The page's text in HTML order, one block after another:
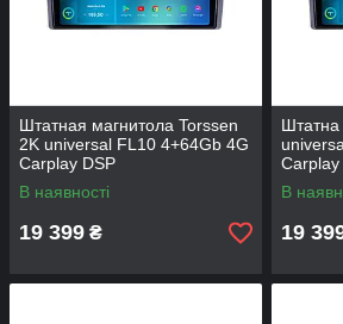
Штатная магнитола Torssen
2K universal FL10 4+64Gb 4G
Carplay DSP
В наявності
19 399 ₴
Штатна
Carplay
В
19